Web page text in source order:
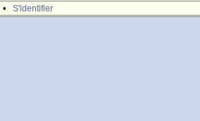
• S'identifier